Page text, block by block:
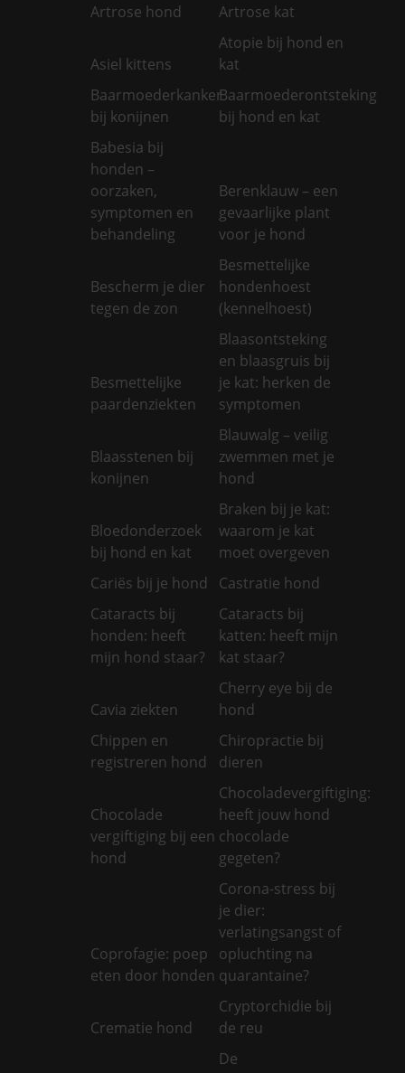
Artrose hond
Artrose kat
Asiel kittens
Atopie bij hond en
kat
Baarmoederkanker
bij konijnen
Baarmoederontsteking
bij hond en kat
Babesia bij
honden –
oorzaken,
symptomen en
behandeling
Berenklauw – een
gevaarlijke plant
voor je hond
Bescherm je dier
tegen de zon
Besmettelijke
hondenhoest
(kennelhoest)
Besmettelijke
paardenziekten
Blaasontsteking
en blaasgruis bij
je kat: herken de
symptomen
Blaasstenen bij
konijnen
Blauwalg – veilig
zwemmen met je
hond
Bloedonderzoek
bij hond en kat
Braken bij je kat:
waarom je kat
moet overgeven
Cariës bij je hond
Castratie hond
Cataracts bij
honden: heeft
mijn hond staar?
Cataracts bij
katten: heeft mijn
kat staar?
Cavia ziekten
Cherry eye bij de
hond
Chippen en
registreren hond
Chiropractie bij
dieren
Chocolade
vergiftiging bij een
hond
Chocoladevergiftiging:
heeft jouw hond
chocolade
gegeten?
Coprofagie: poep
eten door honden
Corona-stress bij
je dier:
verlatingsangst of
opluchting na
quarantaine?
Crematie hond
Cryptorchidie bij
de reu
De